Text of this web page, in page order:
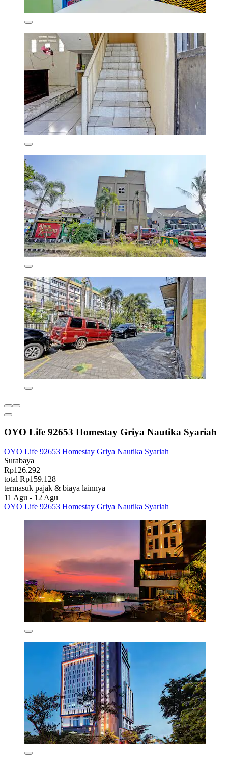
OYO Life 92653 Homestay Griya Nautika Syariah
OYO Life 92653 Homestay Griya Nautika Syariah
Surabaya
Rp126.292
total Rp159.128
termasuk pajak & biaya lainnya
11 Agu - 12 Agu
OYO Life 92653 Homestay Griya Nautika Syariah